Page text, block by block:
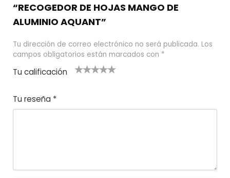
“RECOGEDOR DE HOJAS MANGO DE
ALUMINIO AQUANT”
Tu dirección de correo electrónico no será publicada. Los
campos obligatorios están marcados con *
Tu calificación
e
5
las
s
Tu reseña *